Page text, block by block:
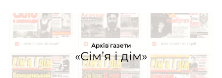
Архів газети
«Сім’я і дім»